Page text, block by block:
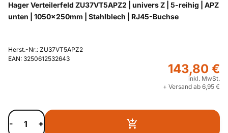
Hager Verteilerfeld ZU37VT5APZ2 | univers Z | 5-reihig | APZ
unten | 1050x250mm | Stahlblech | RJ45-Buchse
Herst.-Nr.: ZU37VT5APZ2
EAN: 3250612532643
143,80 €
inkl. MwSt.
+ Versand ab 6,95 €
- +